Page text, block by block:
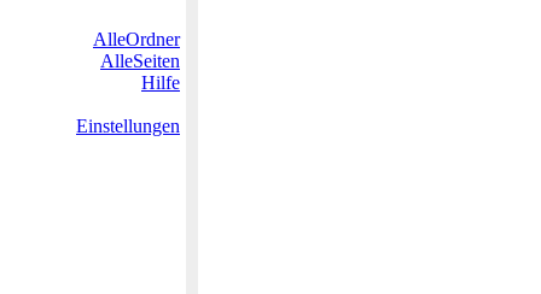
AlleOrdner
AlleSeiten
Hilfe
Einstellungen